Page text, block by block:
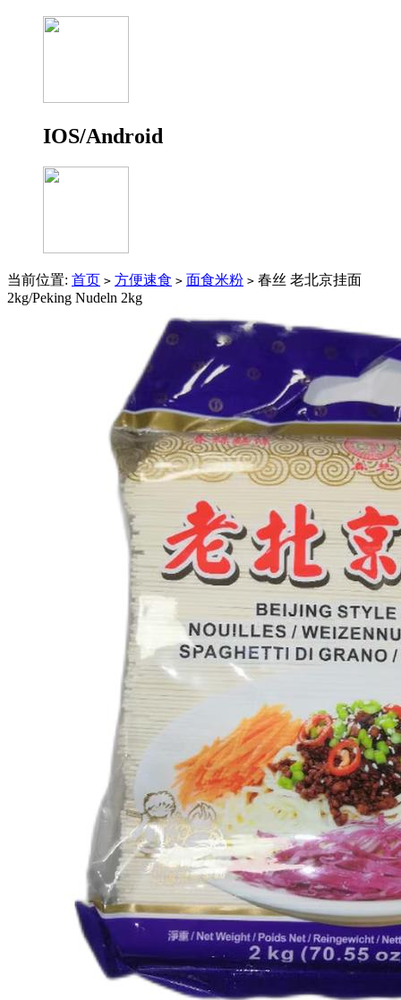
IOS/Android
当前位置: 首页 > 方便速食 > 面食米粉 > 春丝 老北京挂面
2kg/Peking Nudeln 2kg